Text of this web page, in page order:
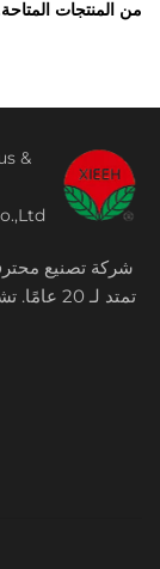
من المنتجات
&
شركة تصنيع
تمتد لـ